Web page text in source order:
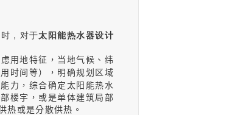
，对于太阳能热水器设计
用地特征，当地气候、纬
时间等），明确规划区域
力，综合确定太阳能热水
楼宇，或是单体建筑局部
热或是分散供热。